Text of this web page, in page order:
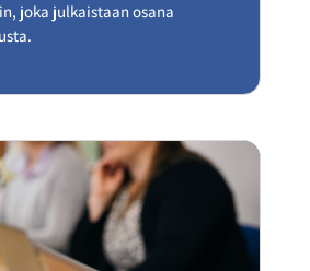
joka julkaistaan osana